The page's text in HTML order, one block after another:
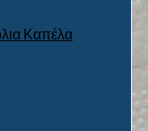
Καπέλα